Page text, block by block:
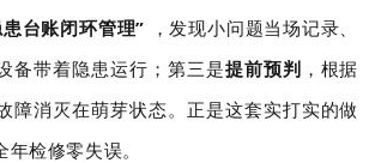
台账闭环管理” ，发现小问题当场记录、
备带着隐患运行；第三是提前预判 ，根据
障消灭在萌芽状态。正是这套实打实的做
检修零失误。